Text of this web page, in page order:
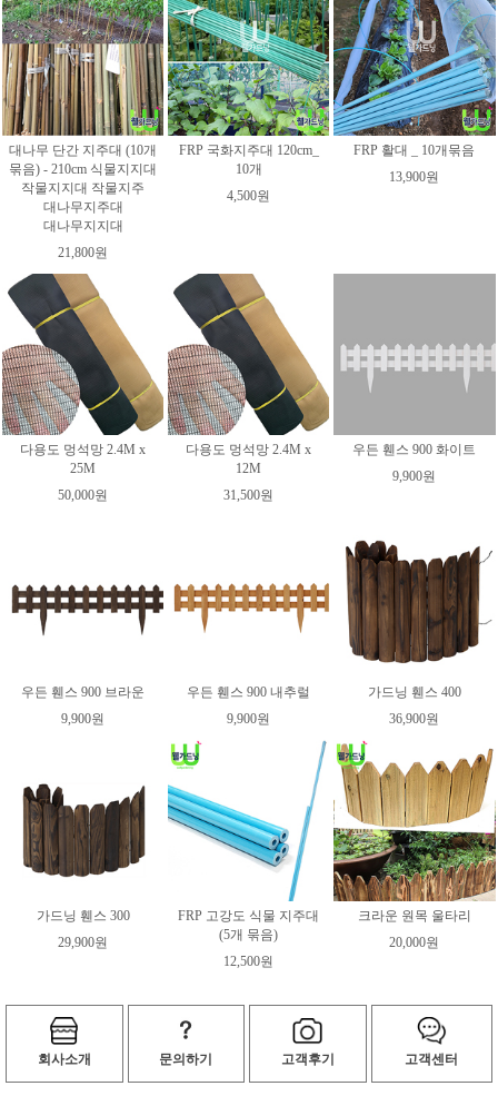
대나무 단간 지주대 (10개
묶음) - 210cm 식물지지대
작물지지대 작물지주
대나무지주대
대나무지지대
21,800원
FRP 국화지주대 120cm_
10개
4,500원
FRP 활대 _ 10개묶음
13,900원
다용도 멍석망 2.4M x
25M
50,000원
다용도 멍석망 2.4M x
12M
31,500원
우든 휀스 900 화이트
9,900원
우든 휀스 900 브라운
9,900원
우든 휀스 900 내추럴
9,900원
가드닝 휀스 400
36,900원
가드닝 휀스 300
29,900원
FRP 고강도 식물 지주대
(5개 묶음)
12,500원
크라운 원목 울타리
20,000원
회사소개 문의하기 고객후기 고객센터